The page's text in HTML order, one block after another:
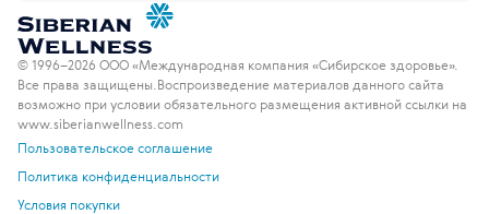
© 1996–2026 ООО «Международная компания «Сибирское здоровье».
Все права защищены. Воспроизведение материалов данного сайта
возможно при условии обязательного размещения активной ссылки на
www.siberianwellness.com
Пользовательское соглашение
Политика конфиденциальности
Условия покупки